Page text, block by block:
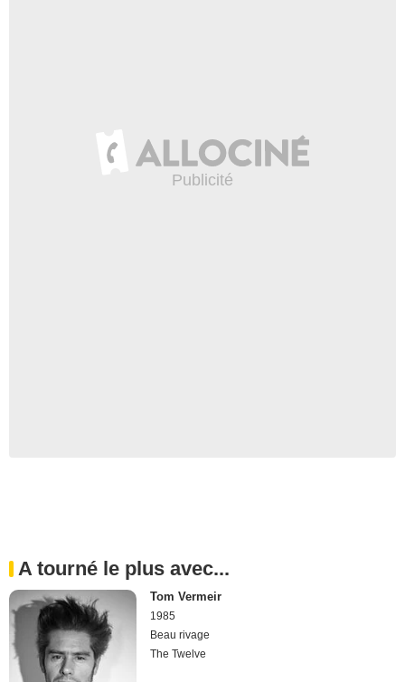
A tourné le plus avec...
Tom Vermeir
1985
Beau rivage
The Twelve